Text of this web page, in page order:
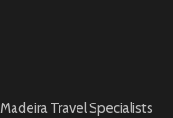
Madeira Travel Specialists